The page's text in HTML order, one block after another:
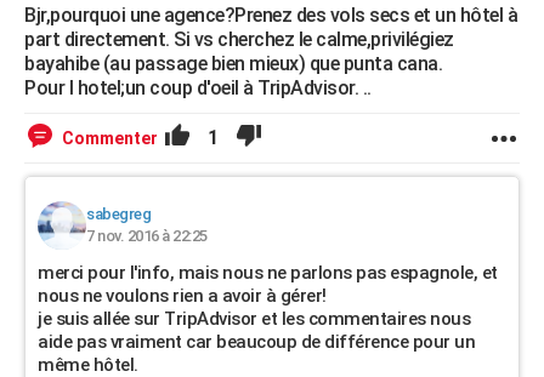
Bjr,pourquoi une agence?Prenez des vols secs et un hôtel à
part directement. Si vs cherchez le calme,privilégiez
bayahibe (au passage bien mieux) que punta cana.
Pour l hotel;un coup d'oeil à TripAdvisor. ..
Commenter 1
sabegreg
7 nov. 2016 à 22:25
merci pour l'info, mais nous ne parlons pas espagnole, et
nous ne voulons rien a avoir à gérer!
je suis allée sur TripAdvisor et les commentaires nous
aide pas vraiment car beaucoup de différence pour un
même hôtel.